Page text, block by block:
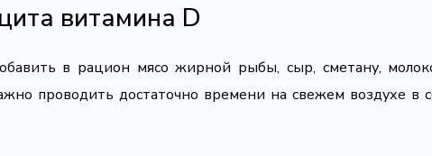
витамина D
в рацион мясо жирной рыбы, сыр, сметану,
проводить достаточно времени на свежем воздухе в